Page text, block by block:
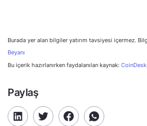
Burada yer alan bilgiler yatırım tavsiyesi içermez.
Beyanı
Bu içerik hazırlanırken faydalanılan kaynak: CoinDesk
Paylaş